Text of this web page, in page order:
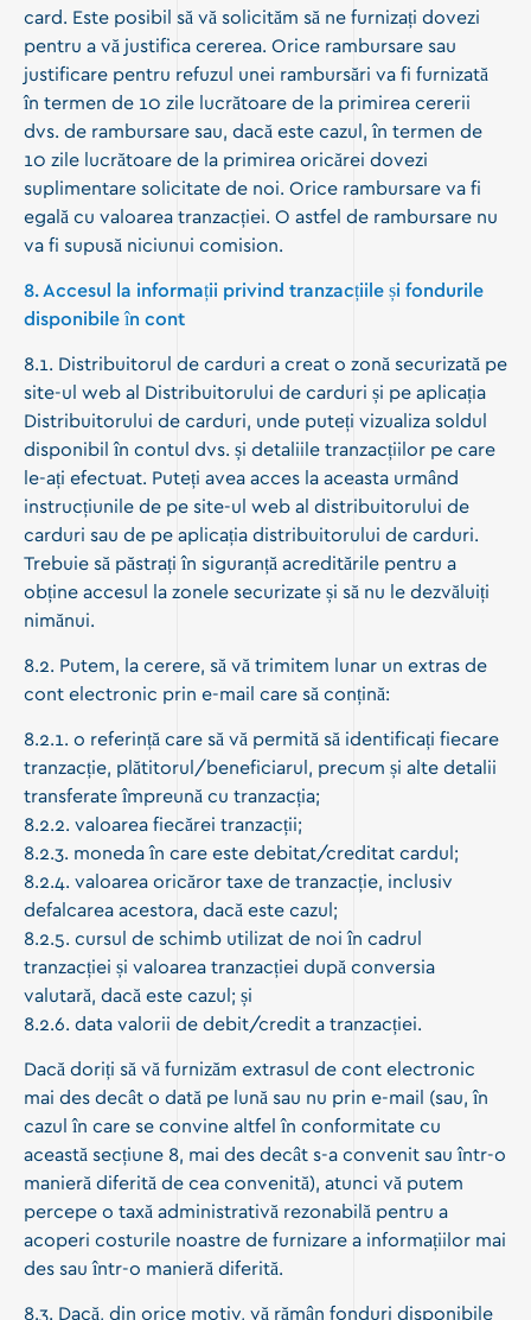
card. Este posibil să vă solicităm să ne furnizați dovezi
pentru a vă justifica cererea. Orice rambursare sau
justificare pentru refuzul unei rambursări va fi furnizată
în termen de 10 zile lucrătoare de la primirea cererii
dvs. de rambursare sau, dacă este cazul, în termen de
10 zile lucrătoare de la primirea oricărei dovezi
suplimentare solicitate de noi. Orice rambursare va fi
egală cu valoarea tranzacției. O astfel de rambursare nu
va fi supusă niciunui comision.
8. Accesul la informații privind tranzacțiile și fondurile
disponibile în cont
8.1. Distribuitorul de carduri a creat o zonă securizată pe
site-ul web al Distribuitorului de carduri și pe aplicația
Distribuitorului de carduri, unde puteți vizualiza soldul
disponibil în contul dvs. și detaliile tranzacțiilor pe care
le-ați efectuat. Puteți avea acces la aceasta urmând
instrucțiunile de pe site-ul web al distribuitorului de
carduri sau de pe aplicația distribuitorului de carduri.
Trebuie să păstrați în siguranță acreditările pentru a
obține accesul la zonele securizate și să nu le dezvăluiți
nimănui.
8.2. Putem, la cerere, să vă trimitem lunar un extras de
cont electronic prin e-mail care să conțină:
8.2.1. o referință care să vă permită să identificați fiecare
tranzacție, plătitorul/beneficiarul, precum și alte detalii
transferate împreună cu tranzacția;
8.2.2. valoarea fiecărei tranzacții;
8.2.3. moneda în care este debitat/creditat cardul;
8.2.4. valoarea oricăror taxe de tranzacție, inclusiv
defalcarea acestora, dacă este cazul;
8.2.5. cursul de schimb utilizat de noi în cadrul
tranzacției și valoarea tranzacției după conversia
valutară, dacă este cazul; și
8.2.6. data valorii de debit/credit a tranzacției.
Dacă doriți să vă furnizăm extrasul de cont electronic
mai des decât o dată pe lună sau nu prin e-mail (sau, în
cazul în care se convine altfel în conformitate cu
această secțiune 8, mai des decât s-a convenit sau într-o
manieră diferită de cea convenită), atunci vă putem
percepe o taxă administrativă rezonabilă pentru a
acoperi costurile noastre de furnizare a informațiilor mai
des sau într-o manieră diferită.
8.3. Dacă, din orice motiv, vă rămân fonduri disponibile